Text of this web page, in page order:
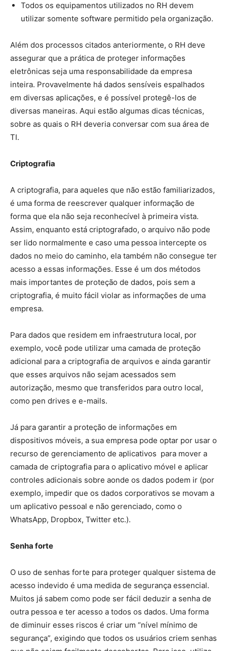
Todos os equipamentos utilizados no RH devem
utilizar somente software permitido pela organização.
Além dos processos citados anteriormente, o RH deve
assegurar que a prática de proteger informações
eletrônicas seja uma responsabilidade da empresa
inteira. Provavelmente há dados sensíveis espalhados
em diversas aplicações, e é possível protegê-los de
diversas maneiras. Aqui estão algumas dicas técnicas,
sobre as quais o RH deveria conversar com sua área de
TI.
Criptografia
A criptografia, para aqueles que não estão familiarizados,
é uma forma de reescrever qualquer informação de
forma que ela não seja reconhecível à primeira vista.
Assim, enquanto está criptografado, o arquivo não pode
ser lido normalmente e caso uma pessoa intercepte os
dados no meio do caminho, ela também não consegue ter
acesso a essas informações. Esse é um dos métodos
mais importantes de proteção de dados, pois sem a
criptografia, é muito fácil violar as informações de uma
empresa.
Para dados que residem em infraestrutura local, por
exemplo, você pode utilizar uma camada de proteção
adicional para a criptografia de arquivos e ainda garantir
que esses arquivos não sejam acessados sem
autorização, mesmo que transferidos para outro local,
como pen drives e e-mails.
Já para garantir a proteção de informações em
dispositivos móveis, a sua empresa pode optar por usar o
recurso de gerenciamento de aplicativos para mover a
camada de criptografia para o aplicativo móvel e aplicar
controles adicionais sobre aonde os dados podem ir (por
exemplo, impedir que os dados corporativos se movam a
um aplicativo pessoal e não gerenciado, como o
WhatsApp, Dropbox, Twitter etc.).
Senha forte
O uso de senhas forte para proteger qualquer sistema de
acesso indevido é uma medida de segurança essencial.
Muitos já sabem como pode ser fácil deduzir a senha de
outra pessoa e ter acesso a todos os dados. Uma forma
de diminuir esses riscos é criar um “nível mínimo de
segurança”, exigindo que todos os usuários criem senhas